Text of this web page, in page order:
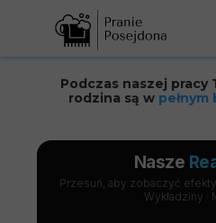
Podczas naszej pracy
rodzina są w